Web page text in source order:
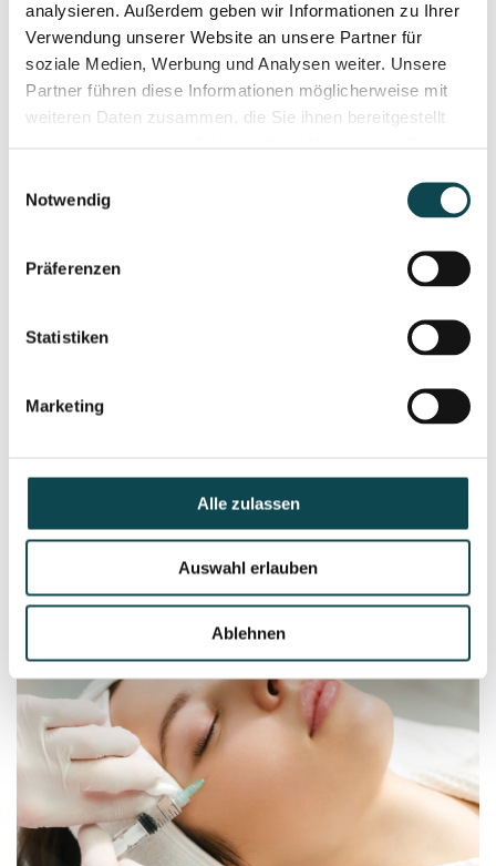
analysieren. Außerdem geben wir Informationen zu Ihrer
Verwendung unserer Website an unsere Partner für
soziale Medien, Werbung und Analysen weiter. Unsere
Partner führen diese Informationen möglicherweise mit
weiteren Daten zusammen, die Sie ihnen bereitgestellt
Notwendig
Präferenzen
Statistiken
Marketing
Alle zulassen
Auswahl erlauben
Ablehnen
Chemical peeling